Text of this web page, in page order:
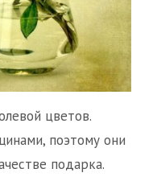
цветов.
поэтому они
подарка.